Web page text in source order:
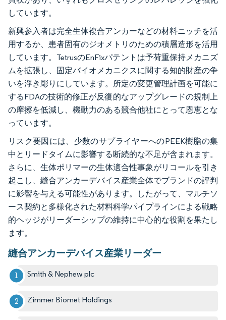
しています。
新興参入者は完全生体複合アンカーなどの材料ニッチを活
用するか、患者固有のジオメトリのための積層造形を活用
しています。TetrusのEnFixパテントは予荷重保持メカニズ
ムを拡張し、固定バイオメカニクスに関する知的財産の争
いを浮き彫りにしています。所定の変更管理計画を可能に
するFDAの技術的修正が反復的なアップグレードの規制上
の摩擦を低減し、機動力のある競合他社にとって恩恵とな
っています。
リスク要因には、少数のサプライヤーへのPEEK樹脂の集
中とリードタイムに影響する断続的な不足が含まれます。
さらに、生体ポリマーの生体適合性事象がリコールを引き
起こし、縫合アンカーデバイス産業全体でブランドの評判
に影響を与える可能性があります。したがって、マルチソ
ース契約と多様化された材料科学パイプラインによる戦略
的ヘッジがリーダーシップの維持に中心的な役割を果たし
ます。
縫合アンカーデバイス産業リーダー
Smith & Nephew plc
Zimmer Biomet Holdings